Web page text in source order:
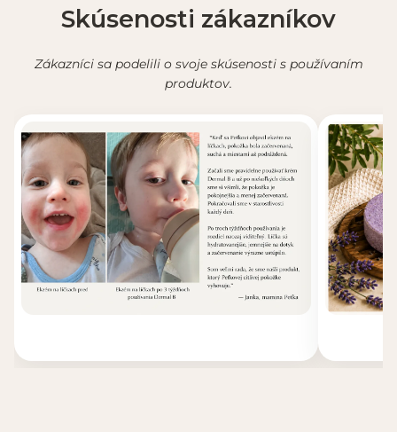
Skúsenosti zákazníkov
Zákazníci sa podelili o svoje skúsenosti s používaním
produktov.